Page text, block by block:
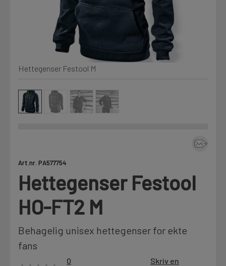
Kjemi, vindsperre og branntetting
Installasjon
Fag
Mine henvendelser
Prislister
Firmainformasjon
LOGG UT
Hettegenser Festool M
Art.nr. PA577754
Hettegenser Festool
HO-FT2 M
Behagelig unisex hettegenser for ekte
fans
0
Skriv en